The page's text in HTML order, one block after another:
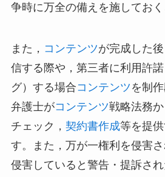
争時に万全の備えを施しておく
また， コンテンツが完成した後
信する際や，第三者に利用許
グ）する場合コンテンツ を制
弁護士がコンテンツ戦略法務
チェック， 契約書作成等を提
す。また，万が一権利を侵害
侵害していると警告・提訴さ